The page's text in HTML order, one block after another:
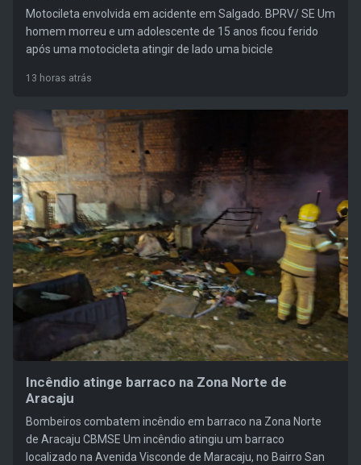
Motocileta envolvida em acidente em Salgado. BPRV/ SE Um
homem morreu e um adolescente de 15 anos ficou ferido
após uma motocicleta atingir de lado uma bicicle
13 horas atrás
Incêndio atinge barraco na Zona Norte de
Aracaju
Bombeiros combatem incêndio em barraco na Zona Norte
de Aracaju CBMSE Um incêndio atingiu um barraco
localizado na Avenida Visconde de Maracaju, no Bairro San